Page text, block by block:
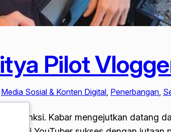
Pilot
Media Sosial & Konten Digital Penerbangan
Sanksi. Kabar mengejutkan datang